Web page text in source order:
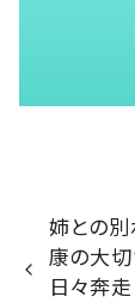
姉との
康の大
日々奔走